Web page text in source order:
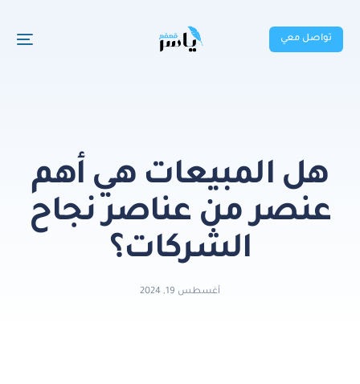
تواصل معي
هل المبيعات هي أهم
عنصر من عناصر نجاح
الشركات؟
أغسطس 19, 2024